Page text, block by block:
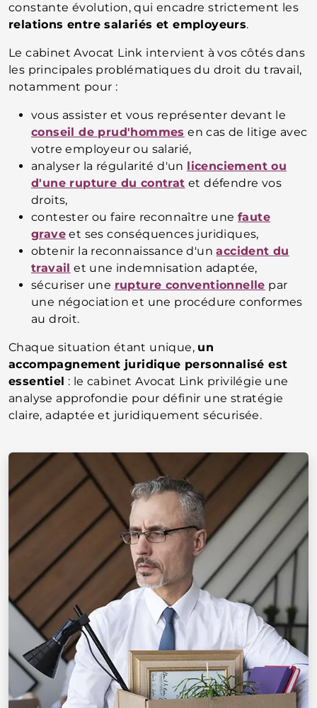
constante évolution, qui encadre strictement les
relations entre salariés et employeurs.
Le cabinet Avocat Link intervient à vos côtés dans
les principales problématiques du droit du travail,
notamment pour :
vous assister et vous représenter devant le
conseil de prud'hommes en cas de litige avec
votre employeur ou salarié,
analyser la régularité d'un licenciement ou
d'une rupture du contrat et défendre vos
droits,
contester ou faire reconnaître une faute
grave et ses conséquences juridiques,
obtenir la reconnaissance d'unaccident du
travail et une indemnisation adaptée,
sécuriser une rupture conventionnelle par
une négociation et une procédure conformes
au droit.
Chaque situation étant unique, un
accompagnement juridique personnalisé est
essentiel : le cabinet Avocat Link privilégie une
analyse approfondie pour définir une stratégie
claire, adaptée et juridiquement sécurisée.